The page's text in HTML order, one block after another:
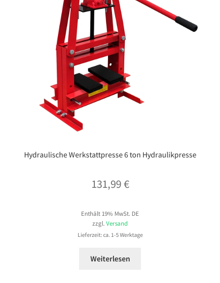
Hydraulische Werkstattpresse 6 ton Hydraulikpresse
131,99€
Enthält 19% MwSt. DE
zzgl.Versand
Lieferzeit: ca. 1-5 Werktage
Weiterlesen